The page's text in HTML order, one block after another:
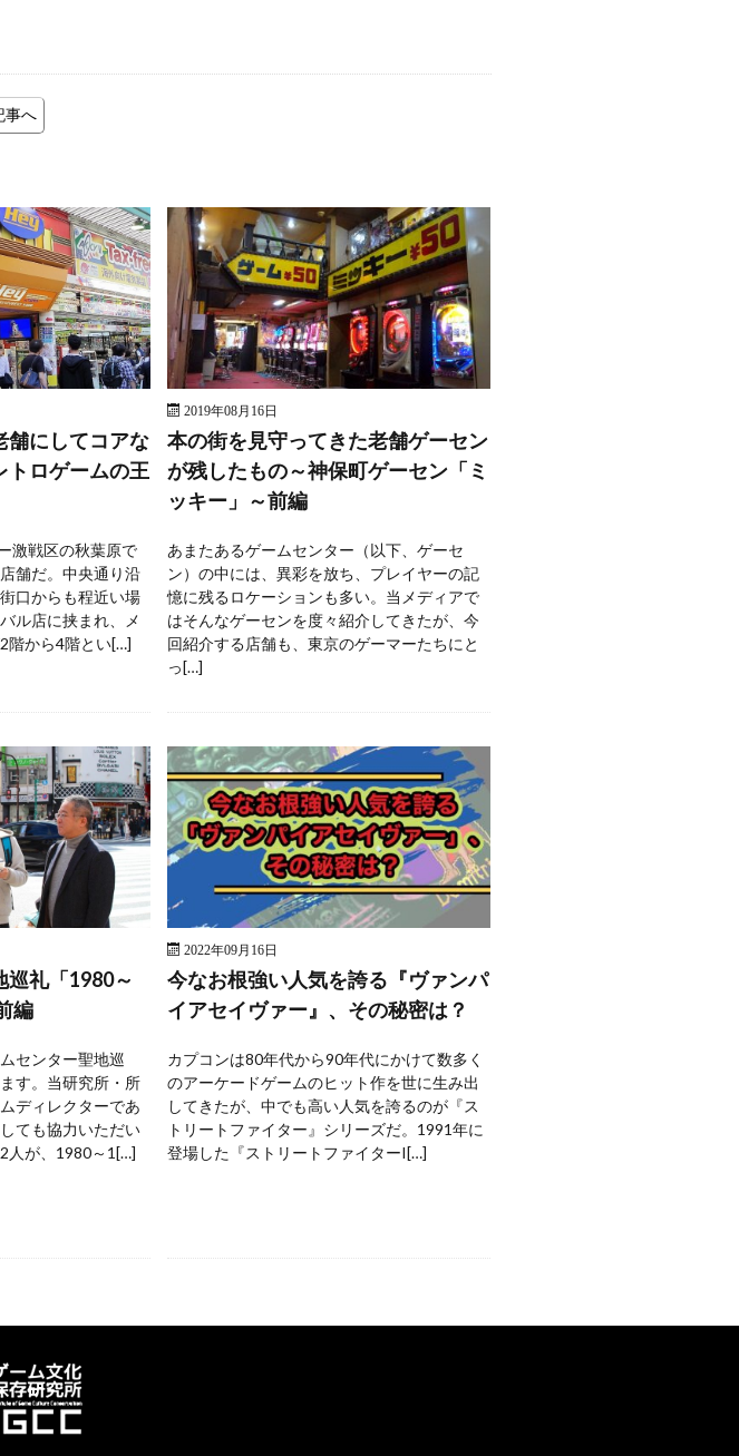
事へ
舗にしてコアな
トロゲームの王
激戦区の秋葉原で
舗だ。中央通り沿
口からも程近い場
ル店に挟まれ、メ
階から4階とい[…]
2019年08月16日
本の街を見守ってきた老舗ゲーセン
が残したもの～神保町ゲーセン「ミ
ッキー」～前編
あまたあるゲームセンター（以下、ゲーセ
ン）の中には、異彩を放ち、プレイヤーの記
憶に残るロケーションも多い。当メディアで
はそんなゲーセンを度々紹介してきたが、今
回紹介する店舗も、東京のゲーマーたちにと
っ[…]
巡礼「1980～
編
センター聖地巡
す。当研究所・所
ディレクターであ
ても協力いただい
人が、1980～1[…]
2022年09月16日
今なお根強い人気を誇る『ヴァンパ
イアセイヴァー』、その秘密は？
カプコンは80年代から90年代にかけて数多く
のアーケードゲームのヒット作を世に生み出
してきたが、中でも高い人気を誇るのが『ス
トリートファイター』シリーズだ。1991年に
登場した『ストリートファイターI[…]